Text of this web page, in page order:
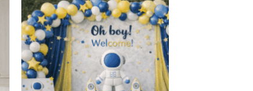
Πρόσθήκη
στην λίστα
επιθυμιών